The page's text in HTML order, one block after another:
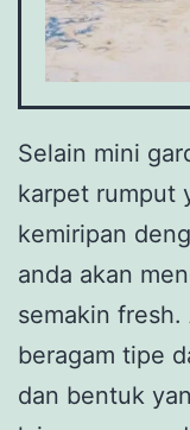
Selain mini
karpet rumput
kemiripan
anda akan
semakin
beragam tipe
dan bentuk